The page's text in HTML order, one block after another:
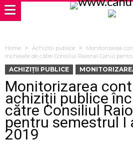
Home Achiziții publice
Monitorizarea
încheiate de către Consiliul Raional Cahul
ACHIZIȚII PUBLICE
Monitorizarea
achiziții publice
către Consiliul
pentru semestrul I
2019